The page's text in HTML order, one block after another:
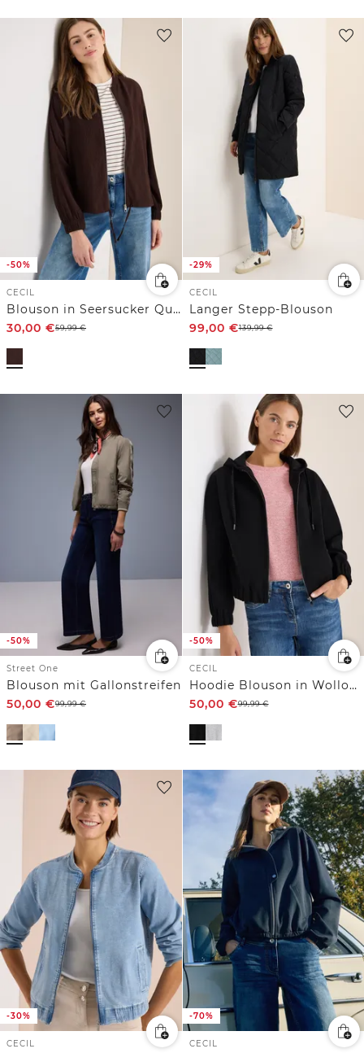
-50%
CECIL
Blouson in Seersucker Qualität
30,00 €59,99€
-29%
CECIL
Langer Stepp-Blouson
99,00 €139,99€
-50%
Street One
Blouson mit Gallonstreifen
50,00 €99,99€
-50%
CECIL
Hoodie Blouson in Wolloptik
50,00 €99,99€
-30%
CECIL
-70%
CECIL